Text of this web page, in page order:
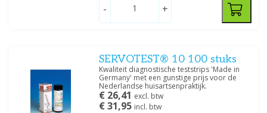
- +
SERVOTEST® 10 100 stuks
Kwaliteit diagnostische teststrips 'Made in
Germany' met een gunstige prijs voor de
Nederlandse huisartsenpraktijk.
€ 26,41 excl. btw
€ 31,95 incl. btw